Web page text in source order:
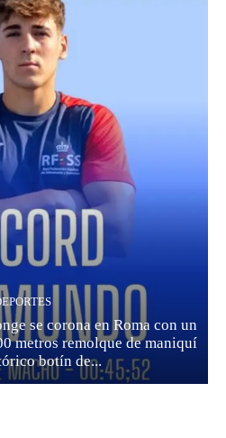
se corona en Roma con un
metros remolque de maniquí
botín de...